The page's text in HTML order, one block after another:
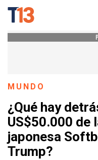
MUNDO
¿Qué hay
US$50.000 de
japonesa
Trump?